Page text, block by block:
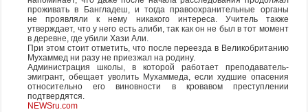
проживать в Бангладеш, и тогда правоохранительные органы
не проявляли к нему никакого интереса. Учитель также
утверждает, что у него есть алиби, так как он не был в тот момент
в деревне, где убили Хази Али.
При этом стоит отметить, что после переезда в Великобританию
Мухаммед ни разу не приезжал на родину.
Администрация школы, в которой работает преподаватель-
эмигрант, обещает уволить Мухаммеда, если худшие опасения
относительно его виновности в кровавом преступлении
подтвердятся.
NEWSru.com